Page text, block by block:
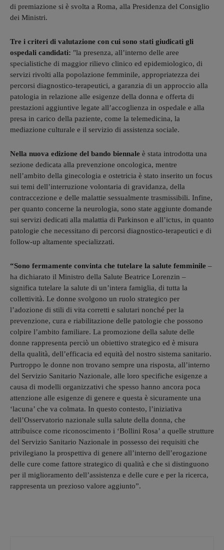
di premiazione si è svolta a Roma, alla Presidenza del Consiglio
dei Ministri.
Tre i criteri di valutazione con cui sono stati giudicati gli
ospedali candidati: "la presenza, all’interno delle aree
specialistiche di maggior rilievo clinico ed epidemiologico, di
servizi rivolti alla popolazione femminile, appropriatezza dei
percorsi diagnostico-terapeutici, a garanzia di un approccio alla
patologia in relazione alle esigenze della donna e offerta di
prestazioni aggiuntive legate all’accoglienza in ospedale e alla
presa in carico della paziente, come la telemedicina, la
mediazione culturale e il servizio di assistenza sociale.
Nella nuova edizione del bando biennale è stata introdotta una
sezione dedicata alla prevenzione oncologica, mentre
nell’ambito della ginecologia e ostetricia è stato inserito un focus
sui temi dell’interruzione volontaria di gravidanza, della
contraccezione e delle malattie sessualmente trasmissibili. Infine,
per quanto concerne la neurologia, sono state aggiunte domande
sui servizi dedicati alla malattia di Parkinson e all’ictus, in quanto
patologie che necessitano di percorsi diagnostico-terapeutici e di
follow-up altamente specializzati.
“Sono fermamente convinta che tutelare la salute femminile –
ha dichiarato il Ministro della Salute Beatrice Lorenzin –
significa tutelare la salute di un’intera famiglia, di tutta la
collettività. Le donne svolgono un ruolo strategico per
l’adozione di stili di vita corretti e salutari nonché per la
prevenzione, cura e riabilitazione delle patologie che possono
colpire l’ambito familiare. La promozione della salute delle
donne rappresenta perciò un obiettivo strategico ed è misura
della qualità, dell’efficacia ed equità del nostro sistema sanitario.
Purtroppo le donne non trovano sempre una risposta, all’interno
del Servizio Sanitario Nazionale, alle loro specifiche esigenze a
causa di modelli organizzativi che spesso hanno ancora poca
attenzione alle esigenze di genere e questa è sicuramente una
‘lacuna’ che va colmata. In questo contesto, l’iniziativa
dell’Osservatorio nazionale sulla salute della donna, che
attribuisce come riconoscimento i ‘Bollini Rosa’ a quelle strutture
del Servizio Sanitario Nazionale in possesso dei requisiti che
privilegiano la prospettiva di genere all’interno dell’erogazione
delle cure come fattore strategico di qualità e che si distinguono
per il miglioramento dell’assistenza e delle cure e per la ricerca,
rappresenta un prezioso valore aggiunto”.